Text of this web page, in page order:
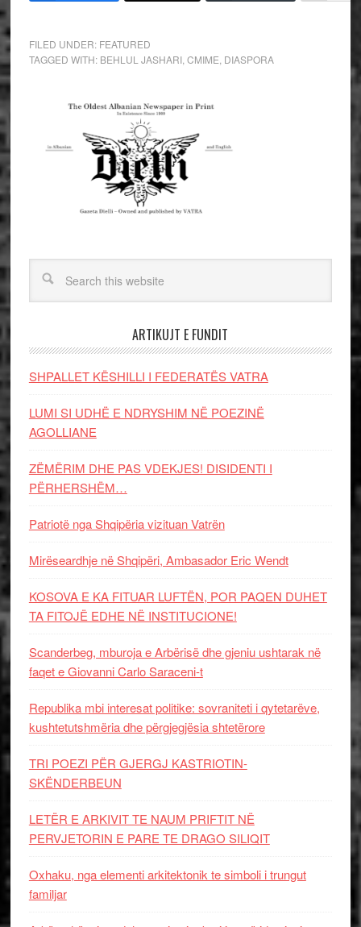
FILED UNDER: FEATURED
TAGGED WITH: BEHLUL JASHARI, CMIME DIASPORA
ARTIKUJT E FUNDIT
SHPALLET KËSHILLI I FEDERATËS VATRA
LUMI SI UDHË E NDRYSHIM NË POEZINË
AGOLLIANE
ZËMËRIM DHE PAS VDEKJES! DISIDENTI I
PËRHERSHËM…
Patriotë nga Shqipëria vizituan Vatrën
Mirëseardhje në Shqipëri, Ambasador Eric Wendt
KOSOVA E KA FITUAR LUFTËN, POR PAQEN DUHET
TA FITOJË EDHE NË INSTITUCIONE!
Scanderbeg, mburoja e Arbërisë dhe gjeniu ushtarak në
faqet e Giovanni Carlo Saraceni-t
Republika mbi interesat politike: sovraniteti i qytetarëve,
kushtetutshmëria dhe përgjegjësia shtetërore
TRI POEZI PËR GJERGJ KASTRIOTIN-
SKËNDERBEUN
LETËR E ARKIVIT TE NAUM PRIFTIT NË
PERVJETORIN E PARE TE DRAGO SILIQIT
Oxhaku, nga elementi arkitektonik te simboli i trungut
familjar